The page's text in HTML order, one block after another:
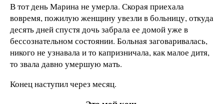
В тот день Марина не умерла. Скорая приехала
вовремя, пожилую женщину увезли в больницу, откуда
десять дней спустя дочь забрала ее домой уже в
бессознательном состоянии. Больная заговаривалась,
никого не узнавала и то капризничала, как малое дитя,
то звала давно умершую мать.
Конец наступил через месяц.